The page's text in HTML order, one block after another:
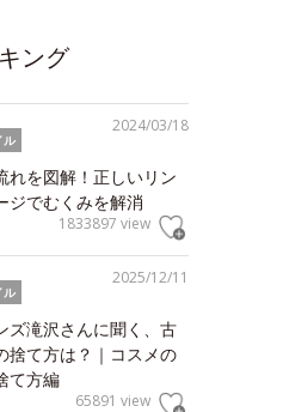
ング
2024/03/18
ル
れを図解！正しいリン
ジでむくみを解消
1833897 view
2025/12/11
ル
ズ滝沢さんに聞く、古
捨て方は？｜コスメの
て方編
65891 view